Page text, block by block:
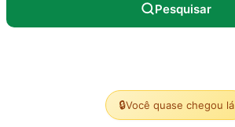
Pesquisar
🔒Você quase chegou lá